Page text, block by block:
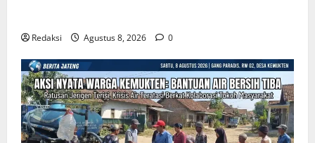
Redaksi Agustus 8, 2026 0